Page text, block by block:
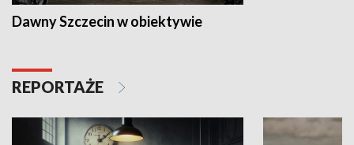
Dawny Szczecin w obiektywie
REPORTAŻE